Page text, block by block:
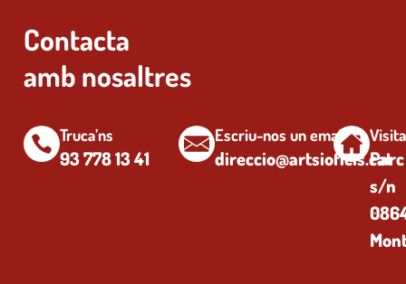
Contacta
amb nosaltres
Truca’ns
93 778 13 41
Escriu-nos un email
direccio@artsioficis.cat
s/n